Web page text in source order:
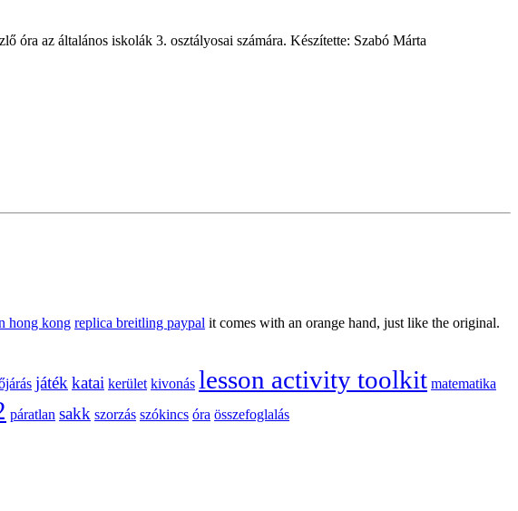
óra az általános iskolák 3. osztályosai számára. Készítette: Szabó Márta
hong kong replica breitling paypal it comes with an orange hand, just like the original.
játékkatai kerület kivonás lesson activity toolkit matematika
páratlan sakk szorzás szókincs óra összefoglalás